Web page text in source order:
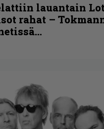
lauantain
rahat –